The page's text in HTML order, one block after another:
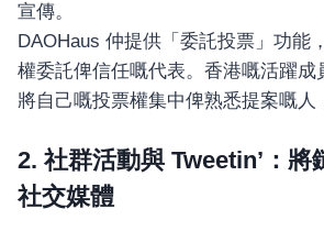
宣傳。
DAOHaus 仲提供「委託投票」功能
權委託俾信任嘅代表。香港嘅活躍成
將自己嘅投票權集中俾熟悉提案嘅人
2. 社群活動與 Tweetin’：將
社交媒體